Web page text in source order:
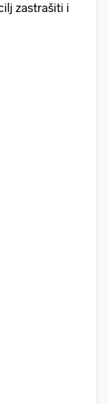
zastrašiti i